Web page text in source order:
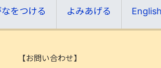
をつける よみあげる English
【お問い合わせ】